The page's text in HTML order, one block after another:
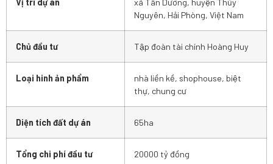
Nguyên, Hải Phòng, Việt Nam
Chủ đầu tư Tập đoàn tài chính Hoàng Huy
Loại hinh ản phẩm
nhà liền kề, shophouse, biệt
thự, chung cư
Diện tích đất dự án 65ha
Tổng chi phí đầu tư 20000 tỷ đồng